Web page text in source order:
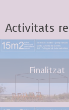
Activitats
Finalitzat